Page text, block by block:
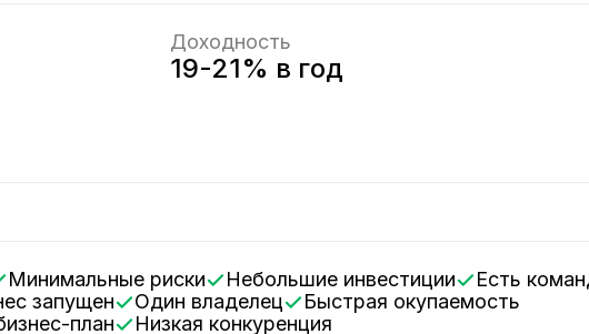
Доходность
19-21% в год
Минимальные риски Небольшие инвестиции
Есть
запущен Один владелец
Быстрая окупаемость
план Низкая конкуренция